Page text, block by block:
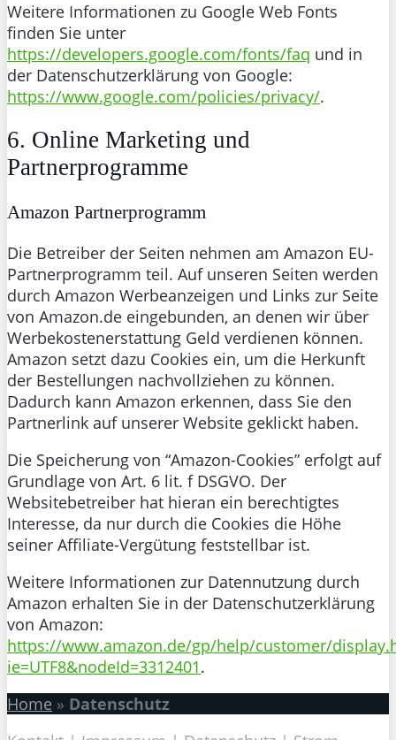
Weitere Informationen zu Google Web Fonts
finden Sie unter
https://developers.google.com/fonts/faq und in
der Datenschutzerklärung von Google:
https://www.google.com/policies/privacy/.
6. Online Marketing und
Partnerprogramme
Amazon Partnerprogramm
Die Betreiber der Seiten nehmen am Amazon EU-
Partnerprogramm teil. Auf unseren Seiten werden
durch Amazon Werbeanzeigen und Links zur Seite
von Amazon.de eingebunden, an denen wir über
Werbekostenerstattung Geld verdienen können.
Amazon setzt dazu Cookies ein, um die Herkunft
der Bestellungen nachvollziehen zu können.
Dadurch kann Amazon erkennen, dass Sie den
Partnerlink auf unserer Website geklickt haben.
Die Speicherung von “Amazon-Cookies” erfolgt auf
Grundlage von Art. 6 lit. f DSGVO. Der
Websitebetreiber hat hieran ein berechtigtes
Interesse, da nur durch die Cookies die Höhe
seiner Affiliate-Vergütung feststellbar ist.
Weitere Informationen zur Datennutzung durch
Amazon erhalten Sie in der Datenschutzerklärung
von Amazon:
https://www.amazon.de/gp/help/customer/
ie=UTF8&nodeId=3312401.
Home » Datenschutz